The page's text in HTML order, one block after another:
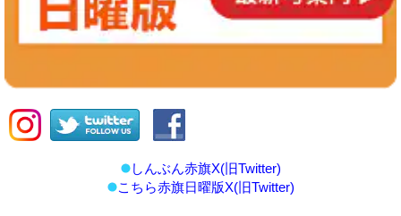
しんぶん赤旗X(旧Twitter)
こちら赤旗日曜版X(旧Twitter)